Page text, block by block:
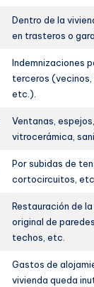
Dentro de la
en trasteros o
Indemnizaciones
terceros
etc.).
Ventanas, espejos,
vitrocerámica,
Por subidas de
cortocircuitos,
Restauración de
original de
techos, etc.
Gastos de
vivienda queda